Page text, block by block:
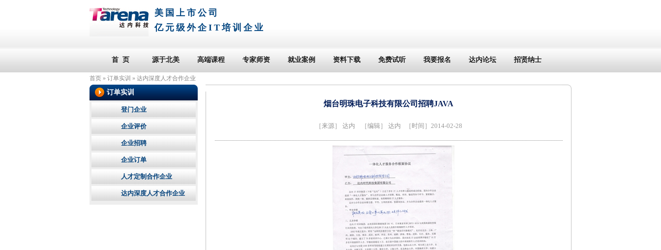
美国上市公司
亿元级外企IT培训企业
首 页 源于北美 高端课程 专家师资 就业案例 资料下载 免费试听 我要报名 达内论坛 招贤纳士
首页 » 订单实训 » 达内深度人才合作企业
烟台明珠电子科技有限公司招聘JAVA
［来源］ 达内 ［编辑］ 达内 ［时间］2014-02-28
订单实训
登门企业
企业评价
企业招聘
企业订单
人才定制合作企业
达内深度人才合作企业